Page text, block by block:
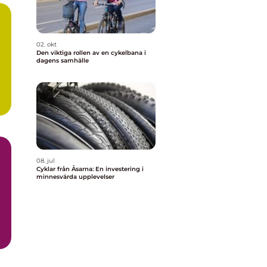
02. okt
Den viktiga rollen av en cykelbana i
dagens samhälle
08. jul
Cyklar från Åsarna: En investering i
minnesvärda upplevelser